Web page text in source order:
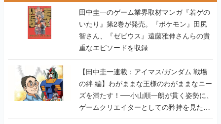
田中圭一のゲーム業界取材マンガ『若ゲの
いたり』第2巻が発売。『ポケモン』田尻
智さん、『ゼビウス』遠藤雅伸さんらの貴
重なエピソードを収録
【田中圭一連載：アイマス/ガンダム 戦場
の絆 編】わがままな王様のわがままなニー
ズを満たす！──小山順一朗が貫く姿勢に、
ゲームクリエイターとしての矜持を見た
【若ゲのいたり最終回】